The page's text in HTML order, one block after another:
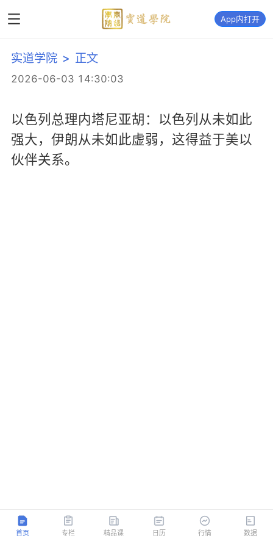
App内打开
实道学院 > 正文
2026-06-03 14:30:03
以色列总理内塔尼亚胡：以色列从未如此
强大，伊朗从未如此虚弱，这得益于美以
伙伴关系。
首页 专栏 精品课 日历 行情 数据